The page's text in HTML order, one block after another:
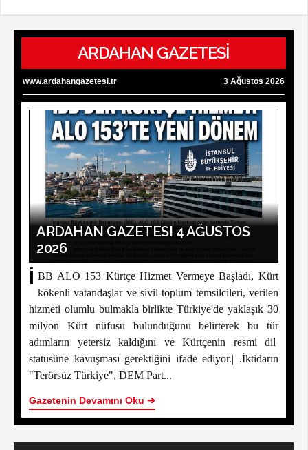
ARDAHAN GAZETESİ
www.ardahangazetesi.tr 3 Ağustos 2026
ARDAHAN GAZETESI 4 AĞUSTOS
2026
İ BB ALO 153 Kürtçe Hizmet Vermeye Başladı, Kürt
kökenli vatandaşlar ve sivil toplum temsilcileri, verilen
hizmeti olumlu bulmakla birlikte Türkiye'de yaklaşık 30
milyon Kürt nüfusu bulunduğunu belirterek bu tür
adımların yetersiz kaldığını ve Kürtçenin resmi dil
statüsüne kavuşması gerektiğini ifade ediyor.| .İktidarın
"Terörsüz Türkiye", DEM Part...
Gazetenin Devamını Oku ➔